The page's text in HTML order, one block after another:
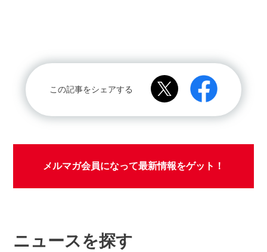
この記事をシェアする
メルマガ会員になって最新情報をゲット！
ニュースを探す